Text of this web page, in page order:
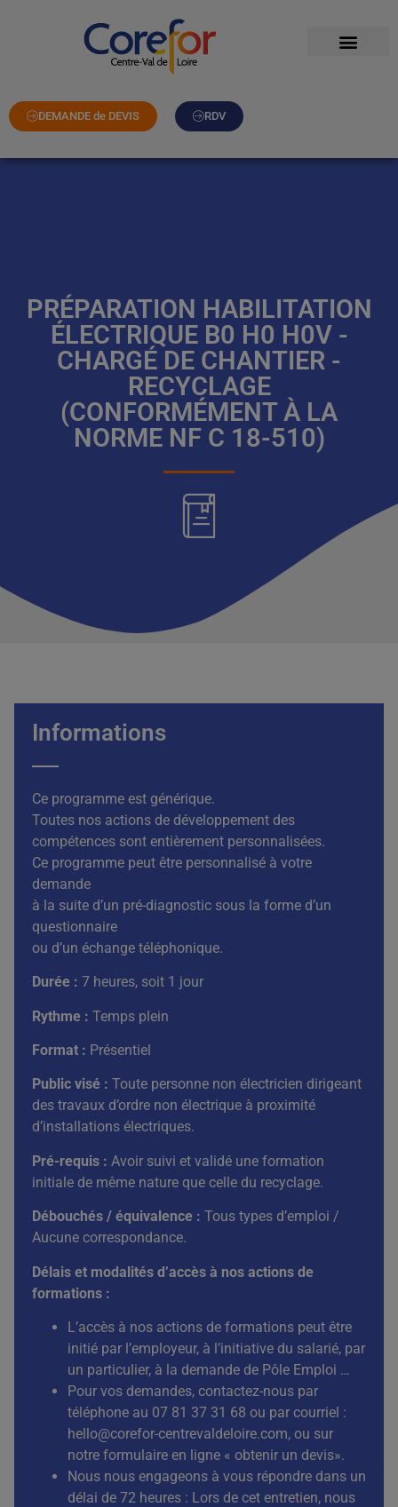
DEMANDE de DEVIS RDV
PRÉPARATION HABILITATION
ÉLECTRIQUE B0 H0 H0V -
CHARGÉ DE CHANTIER -
RECYCLAGE
(CONFORMÉMENT À LA
NORME NF C 18-510)
Informations
Ce programme est générique.
Toutes nos actions de développement des
compétences sont entièrement personnalisées.
Ce programme peut être personnalisé à votre
demande
à la suite d’un pré-diagnostic sous la forme d’un
questionnaire
ou d’un échange téléphonique.
Durée : 7 heures, soit 1 jour
Rythme : Temps plein
Format : Présentiel
Public visé : Toute personne non électricien dirigeant
des travaux d’ordre non électrique à proximité
d’installations électriques.
Pré-requis : Avoir suivi et validé une formation
initiale de même nature que celle du recyclage.
Débouchés / équivalence : Tous types d’emploi /
Aucune correspondance.
Délais et modalités d’accès à nos actions de
formations :
L’accès à nos actions de formations peut être
initié par l’employeur, à l’initiative du salarié, par
un particulier, à la demande de Pôle Emploi …
Pour vos demandes, contactez-nous par
téléphone au 07 81 37 31 68 ou par courriel :
hello@corefor-centrevaldeloire.com, ou sur
notre formulaire en ligne « obtenir un devis».
Nous nous engageons à vous répondre dans un
délai de 72 heures : Lors de cet entretien, nous